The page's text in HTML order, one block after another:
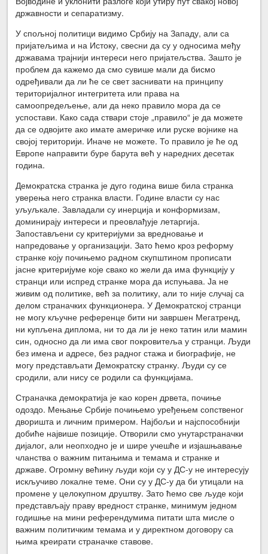
државности и сепаратизму.
У спољној политици видимо Србију на Западу, али са
пријатељима и на Истоку, свесни да су у односима међу
државама трајнији интереси него пријатељства. Зашто је
проблем да кажемо да смо сувише мали да бисмо
одређивали да ли ће се свет заснивати на принципу
територијалног интегритета или права на
самоопредељење, али да неко правило мора да се
успостави. Како сада ствари стоје „правило“ је да можете
да се одвојите ако имате америчке или руске војнике на
својој територији. Иначе не можете. То правило је ће од
Европе направити буре барута већ у наредних десетак
година.
Демократска странка је дуго година више била странка
уверења него странка власти. Године власти су нас
уљуљкале. Завладали су инерција и конформизам,
доминирају интереси и преовлађује летаргија.
Запостављени су критеријуми за вредновање и
напредовање у организацији. Зато ћемо кроз реформу
странке коју почињемо радном скупштином прописати
јасне критеријуме које свако ко жели да има функцију у
странци или испред странке мора да испуњава. Ја не
живим од политике, већ за политику, али то није случај са
делом страначких функционера. У Демократској странци
не могу кључне референце бити ни завршен Мегатренд,
ни купљена диплома, ни то да ли је неко татин или мамин
син, односно да ли има свог покровитеља у странци. Људи
без имена и адресе, без радног стажа и биографије, не
могу представљати Демократску странку. Људи су се
сродили, али нису се родили са функцијама.
Страначка демократија је као корен дрвета, почиње
одоздо. Мењање Србије почињемо уређењем сопственог
дворишта и личним примером. Најбољи и најспособнији
добиће највише позиције. Отворили смо унутарстраначки
дијалог, али неопходно је и шире учешће и изјашњавање
чланства о важним питањима и темама и странке и
државе. Огромну већину људи који су у ДС-у не интересују
искључиво локалне теме. Они су у ДС-у да би утицали на
промене у целокупном друштву. Зато ћемо све људе који
представљају праву вредност странке, минимум једном
годишње на мини референдумима питати шта мисле о
важним политичким темама и у директном договору са
њима креирати страначке ставове.